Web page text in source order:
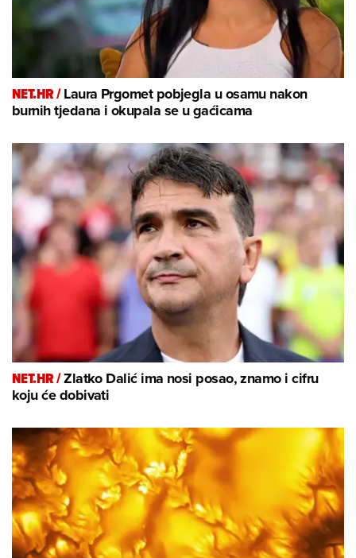
NET.HR /Laura Prgomet pobjegla u osamu nakon
burnih tjedana i okupala se u gaćicama
NET.HR /Zlatko Dalić ima nosi posao, znamo i cifru
koju će dobivati